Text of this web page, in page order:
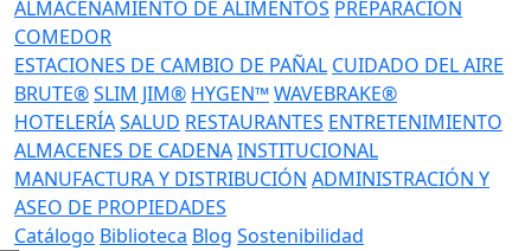
ALMACENAMIENTO DE ALIMENTOS PREPARACIÓN
COMEDOR
ESTACIONES DE CAMBIO DE PAÑAL CUIDADO DEL AIRE
BRUTE®SLIM JIM® HYGEN™WAVEBRAKE®
HOTELERÍASALUD RESTAURANTES ENTRETENIMIENTO
ALMACENES DE CADENAINSTITUCIONAL
MANUFACTURA Y DISTRIBUCIÓN ADMINISTRACIÓN Y
ASEO DE PROPIEDADES
Catálogo Biblioteca Blog Sostenibilidad